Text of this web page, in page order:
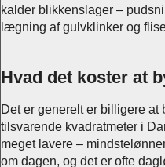
kalder blikkenslager –
lægning af gulvklinker og
Hvad det koster at
Det er generelt er billigere
tilsvarende kvadratmeter i
meget lavere –
om dagen, og det er ofte